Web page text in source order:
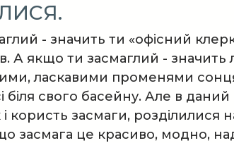
- значить ти «офісний
А якщо ти засмаглий -
ласкавими променями
біля свого басейну. Але в
користь засмаги,
засмага це красиво, модно,